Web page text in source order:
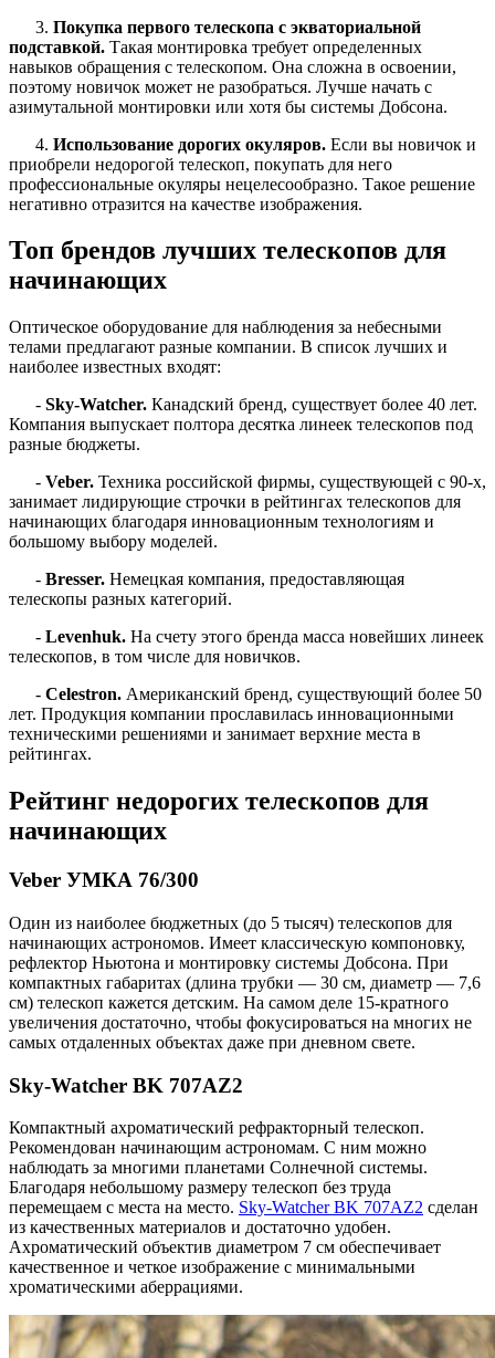
3. Покупка первого телескопа с экваториальной
подставкой. Такая монтировка требует определенных
навыков обращения с телескопом. Она сложна в освоении,
поэтому новичок может не разобраться. Лучше начать с
азимутальной монтировки или хотя бы системы Добсона.
4. Использование дорогих окуляров. Если вы новичок и
приобрели недорогой телескоп, покупать для него
профессиональные окуляры нецелесообразно. Такое решение
негативно отразится на качестве изображения.
Топ брендов лучших телескопов для
начинающих
Оптическое оборудование для наблюдения за небесными
телами предлагают разные компании. В список лучших и
наиболее известных входят:
- Sky-Watcher. Канадский бренд, существует более 40 лет.
Компания выпускает полтора десятка линеек телескопов под
разные бюджеты.
- Veber. Техника российской фирмы, существующей с 90-х,
занимает лидирующие строчки в рейтингах телескопов для
начинающих благодаря инновационным технологиям и
большому выбору моделей.
- Bresser. Немецкая компания, предоставляющая
телескопы разных категорий.
- Levenhuk. На счету этого бренда масса новейших линеек
телескопов, в том числе для новичков.
- Celestron. Американский бренд, существующий более 50
лет. Продукция компании прославилась инновационными
техническими решениями и занимает верхние места в
рейтингах.
Рейтинг недорогих телескопов для
начинающих
Veber УМКА 76/300
Один из наиболее бюджетных (до 5 тысяч) телескопов для
начинающих астрономов. Имеет классическую компоновку,
рефлектор Ньютона и монтировку системы Добсона. При
компактных габаритах (длина трубки — 30 см, диаметр — 7,6
см) телескоп кажется детским. На самом деле 15-кратного
увеличения достаточно, чтобы фокусироваться на многих не
самых отдаленных объектах даже при дневном свете.
Sky-Watcher BK 707AZ2
Компактный ахроматический рефракторный телескоп.
Рекомендован начинающим астрономам. С ним можно
наблюдать за многими планетами Солнечной системы.
Благодаря небольшому размеру телескоп без труда
перемещаем с места на место. Sky-Watcher BK 707AZ2 сделан
из качественных материалов и достаточно удобен.
Ахроматический объектив диаметром 7 см обеспечивает
качественное и четкое изображение с минимальными
хроматическими аберрациями.